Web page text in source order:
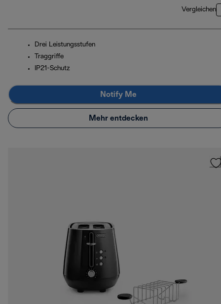
Vergleichen
Drei Leistungsstufen
Traggriffe
IP21-Schutz
Notify Me
Mehr entdecken